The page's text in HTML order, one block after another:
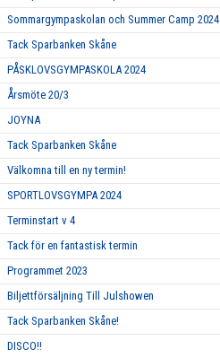
Sommargympaskolan och Summer Camp 2024
Tack Sparbanken Skåne
PÅSKLOVSGYMPASKOLA 2024
Årsmöte 20/3
JOYNA
Tack Sparbanken Skåne
Välkomna till en ny termin!
SPORTLOVSGYMPA 2024
Terminstart v 4
Tack för en fantastisk termin
Programmet 2023
Biljettförsäljning Till Julshowen
Tack Sparbanken Skåne!
DISCO!!